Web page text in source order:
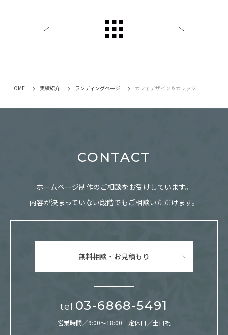
HOME 実績紹介 ランディングページ カフェデザイン＆カレッジ
CONTACT
ホームページ制作のご相談をお受けしています。
内容が決まっていない段階でもご相談いただけます。
無料相談・お見積もり
tel.03-6868-5491
営業時間／9:00～18:00 定休日／土日祝